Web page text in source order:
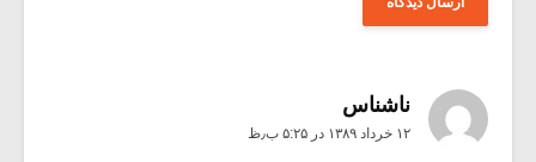
ناشناس
۱۲ خرداد ۱۳۸۹ در ۵:۲۵ ب٫ظ